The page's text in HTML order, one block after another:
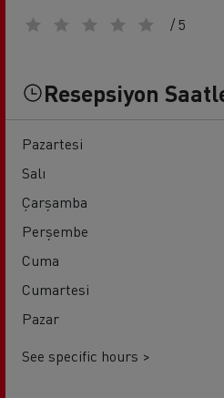
/ 5
Resepsiyon
Pazartesi
Salı
Çarşamba
Perşembe
Cuma
Cumartesi
Pazar
See specific hours >